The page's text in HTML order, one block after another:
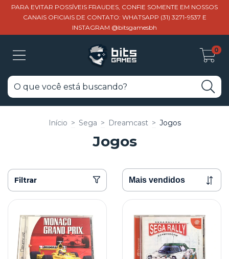
PARA EVITAR POSSÍVEIS FRAUDES, CONFIE SOMENTE EM NOSSOS
CANAIS OFICIAIS DE CONTATO: WHATSAPP (31) 3271-9537 E
INSTAGRAM @bitsgamesbh
0
Início > Sega > Dreamcast > Jogos
Jogos
Filtrar